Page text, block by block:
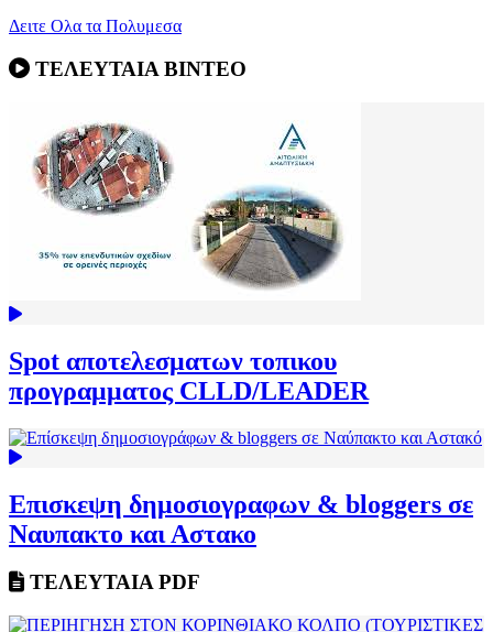
Δειτε Ολα τα Πολυμεσα
ΤΕΛΕΥΤΑΙΑ ΒΙΝΤΕΟ
Spot αποτελεσματων τοπικου
προγραμματος CLLD/LEADER
Επισκεψη δημοσιογραφων & bloggers σε
Ναυπακτο και Αστακο
ΤΕΛΕΥΤΑΙΑ PDF